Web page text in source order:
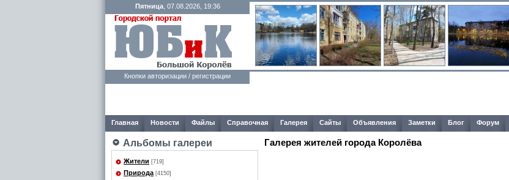
Пятница, 07.08.2026, 19:36
Кнопки авторизации / регистрации
Главная Новости Файлы Справочная Галерея Сайты Объявления Заметки Блог Форум
Альбомы галереи
Жители [719]
Природа [4150]
Галерея жителей города Королёва